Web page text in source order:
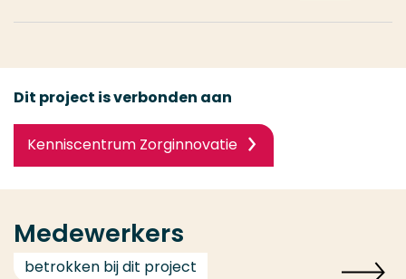
Dit project is verbonden aan
Kenniscentrum Zorginnovatie
Medewerkers
betrokken bij dit project